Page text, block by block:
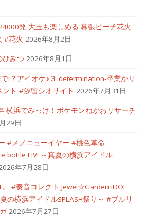
発 大玉も楽しめる 幕張ビーチ花火
#花火 2026年8月2日
ひみつ 2026年8月1日
!？アイオケ♪３ determination-卒業かリ
ト #汐留シオサイト 2026年7月31日
横浜でみっけ！ポケモンねがおリサーチ
29日
#メノニューイヤー #桃色革命
bottle LIVE～真夏の横浜アイドル
年7月28日
。 #奏音コレクト Jewel☆Garden IDOL
の横浜アイドルSPLASH祭り～ #ブルリ
2026年7月27日